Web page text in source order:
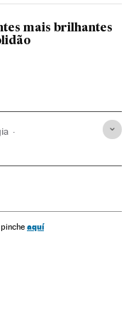
mais brilhantes
aquí